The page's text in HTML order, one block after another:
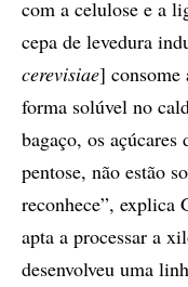
com a celulose e a
cepa de levedura
cerevisiae] consome
forma solúvel no
bagaço, os
pentose, não estão
reconhece”, explica
apta a processar a
desenvolveu uma